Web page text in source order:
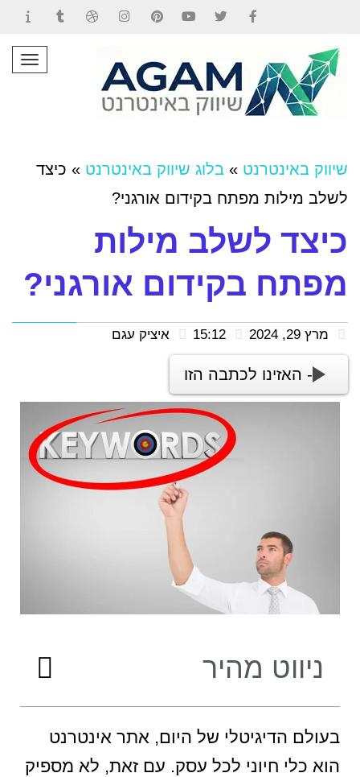
שיווק באינטרנט » בלוג שיווק באינטרנט » כיצד
לשלב מילות מפתח בקידום אורגני?
כיצד לשלב מילות
מפתח בקידום אורגני?
מרץ 29, 2024 איציק עגם
- האזינו לכתבה הזו
ניווט מהיר
בעולם הדיגיטלי של היום, אתר אינטרנט
הוא כלי חיוני לכל עסק. עם זאת, לא מספיק